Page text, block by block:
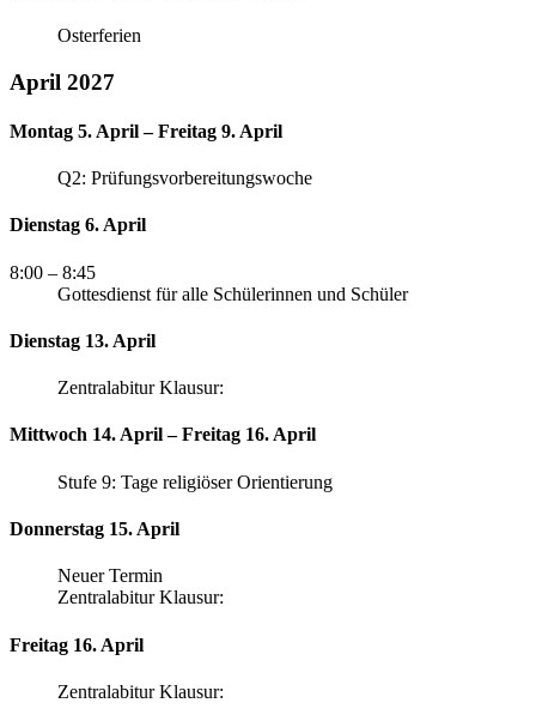
Osterferien
April 2027
Montag 5. April – Freitag 9. April
Q2: Prüfungsvorbereitungswoche
Dienstag 6. April
8:00 – 8:45
Gottesdienst für alle Schülerinnen und Schüler
Dienstag 13. April
Zentralabitur Klausur:
Mittwoch 14. April – Freitag 16. April
Stufe 9: Tage religiöser Orientierung
Donnerstag 15. April
Neuer Termin
Zentralabitur Klausur:
Freitag 16. April
Zentralabitur Klausur: